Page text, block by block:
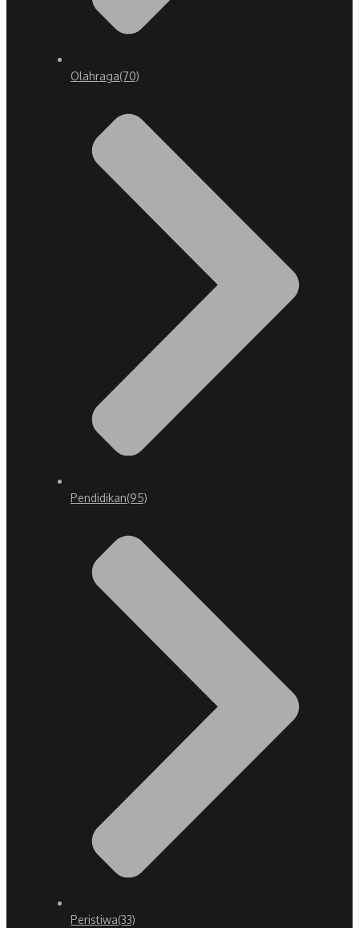
Olahraga(70)
Pendidikan(95)
Peristiwa(33)